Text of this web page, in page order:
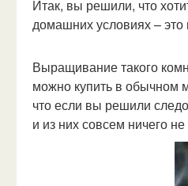
Итак, вы решили, что
домашних условиях – это
Выращивание такого
можно купить в обычном
что если вы решили
и из них совсем ничего